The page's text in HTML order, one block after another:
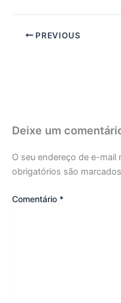
PREVIOUS
Deixe um
O seu endereço de e-mail
obrigatórios são
Comentário *